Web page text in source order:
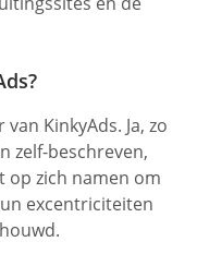
KinkyAds. Ja, zo
zelf-beschreven,
op zich namen om
excentriciteiten